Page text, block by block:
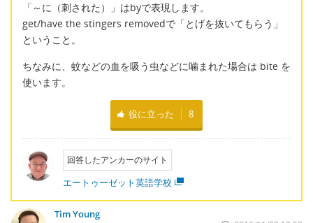
「～に（刺された）」はbyで表現します。
get/have the stingers removedで「とげを抜いてもらう」
ということ。
ちなみに、蚊などの血を吸う虫などに噛まれた場合は bite を
使います。
役に立った 8
回答したアンカーのサイト
エートゥーゼット英語学校
Tim Young